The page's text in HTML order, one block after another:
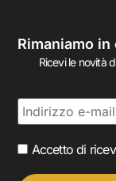
Rimaniamo
Ricevi le novità
Accetto di